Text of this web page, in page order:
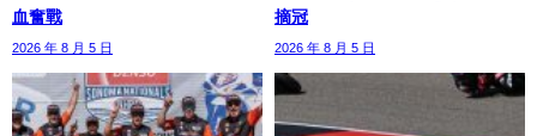
血奮戰
2026 年 8 月 5 日
摘冠
2026 年 8 月 5 日